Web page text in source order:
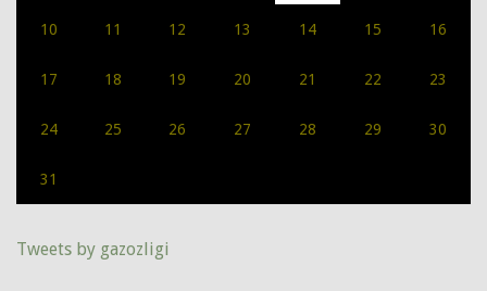
10 11 12 13 14 15 16
17 18 19 20 21 22 23
24 25 26 27 28 29 30
31
Tweets by gazozligi